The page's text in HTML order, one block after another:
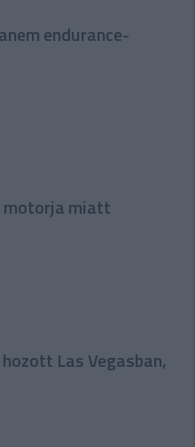
endurance-
motorja miatt
Las Vegasban,